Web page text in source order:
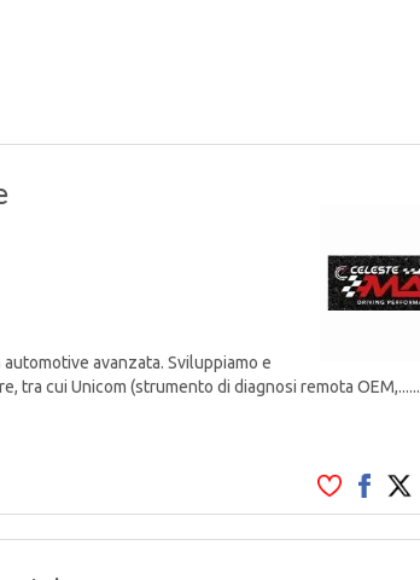
avanzata. Sviluppiamo e
tra cui Unicom (strumento di diagnosi remota OEM,......